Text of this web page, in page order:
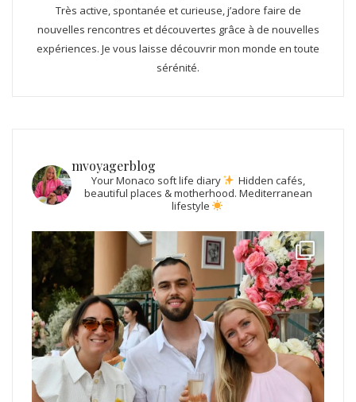
Très active, spontanée et curieuse, j’adore faire de
nouvelles rencontres et découvertes grâce à de nouvelles
expériences. Je vous laisse découvrir mon monde en toute
sérénité.
mvoyagerblog
Your Monaco soft life diary
Hidden cafés,
beautiful places & motherhood. Mediterranean
lifestyle